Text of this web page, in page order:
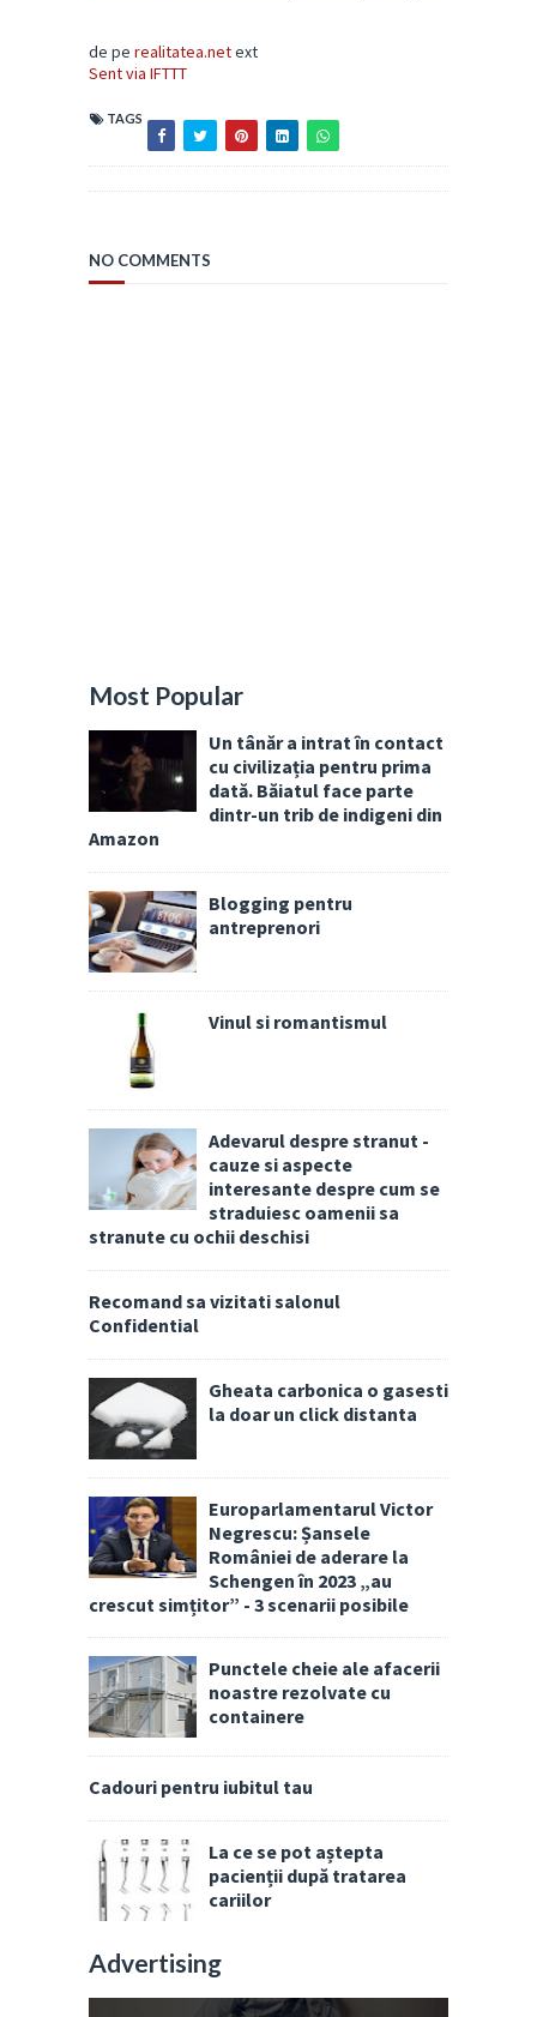
de pe realitatea.netext
Sent via IFTTT
TAGS
NO COMMENTS
Most Popular
Un tânăr a intrat în contact
cu civilizația pentru prima
dată. Băiatul face parte
dintr-un trib de indigeni din
Amazon
Blogging pentru
antreprenori
Vinul si romantismul
Adevarul despre stranut -
cauze si aspecte
interesante despre cum se
straduiesc oamenii sa
stranute cu ochii deschisi
Recomand sa vizitati salonul
Confidential
Gheata carbonica o gasesti
la doar un click distanta
Europarlamentarul Victor
Negrescu: Șansele
României de aderare la
Schengen în 2023 „au
crescut simțitor” - 3 scenarii posibile
Punctele cheie ale afacerii
noastre rezolvate cu
containere
Cadouri pentru iubitul tau
La ce se pot aștepta
pacienții după tratarea
cariilor
Advertising